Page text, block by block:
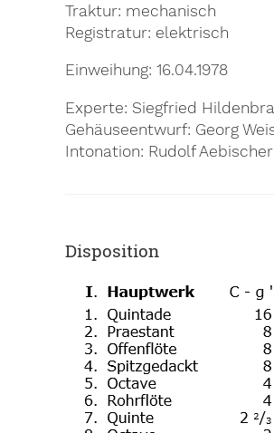
Traktur mechanisch
Registratur elektrisch
Einweihung 16.04.1978
Experte Siegfried
Gehäuseentwurf Georg
Intonation Rudolf Aebischer
Disposition